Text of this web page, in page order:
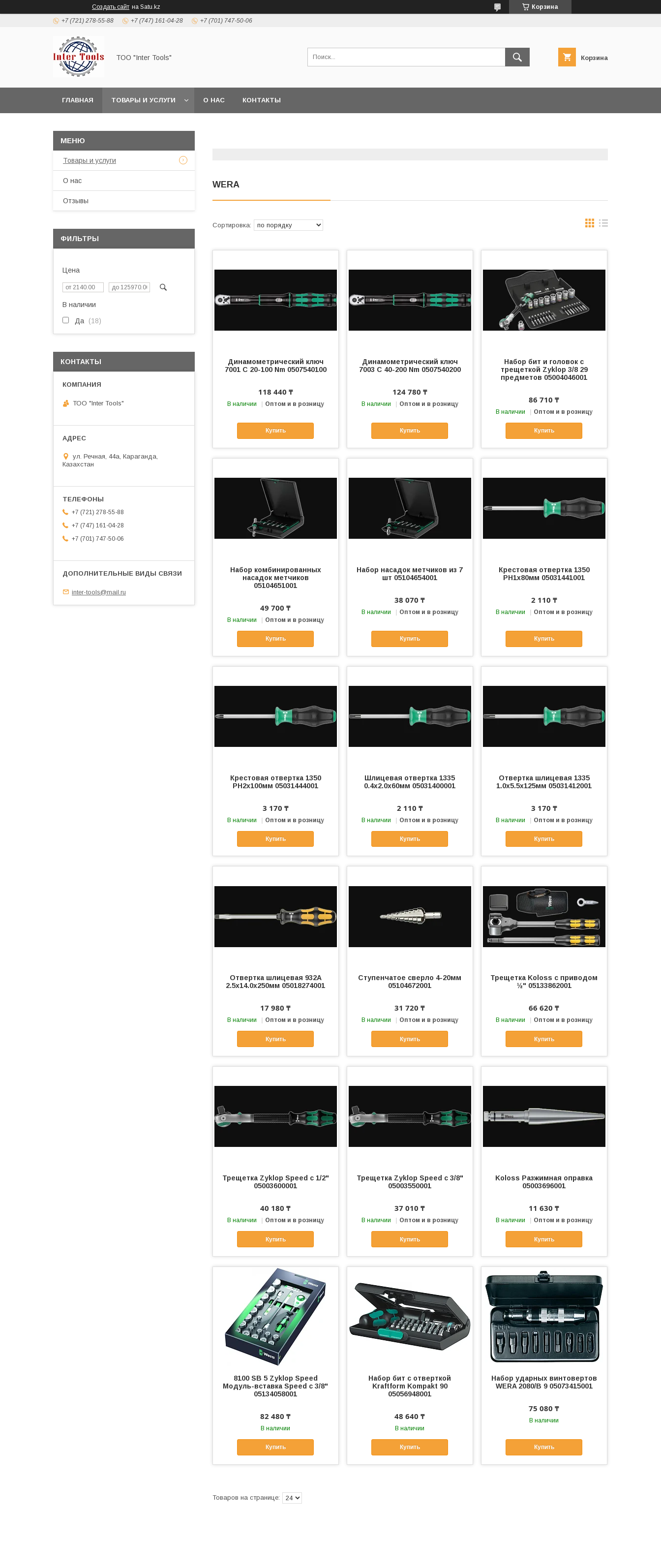
Создать сайт на Satu.kz Корзина
+7 (721) 278-55-88 +7 (747) 161-04-28 +7 (701) 747-50-06
ТОО "Inter Tools" Корзина
ГЛАВНАЯ ТОВАРЫ И УСЛУГИ О НАС КОНТАКТЫ
WERA
Динамометрический ключ
7001 С 20-100 Nm 0507540100
118 440 ₸
В наличии Оптом и в розницу
Купить
Динамометрический ключ
7003 С 40-200 Nm 0507540200
124 780 ₸
В наличии Оптом и в розницу
Купить
Набор бит и головок с
трещеткой Zyklop 3/8 29
предметов 05004046001
86 710 ₸
В наличии Оптом и в розницу
Купить
Набор комбинированных
насадок метчиков
05104651001
49 700 ₸
В наличии Оптом и в розницу
Купить
Набор насадок метчиков из 7
шт 05104654001
38 070 ₸
В наличии Оптом и в розницу
Купить
Крестовая отвертка 1350
PH1х80мм 05031441001
2 110 ₸
В наличии Оптом и в розницу
Купить
Крестовая отвертка 1350
PH2х100мм 05031444001
3 170 ₸
В наличии Оптом и в розницу
Купить
Шлицевая отвертка 1335
0.4х2.0х60мм 05031400001
2 110 ₸
В наличии Оптом и в розницу
Купить
Отвертка шлицевая 1335
1.0х5.5х125мм 05031412001
3 170 ₸
В наличии Оптом и в розницу
Купить
Отвертка шлицевая 932А
2.5х14.0х250мм 05018274001
17 980 ₸
В наличии Оптом и в розницу
Купить
Ступенчатое сверло 4-20мм
05104672001
31 720 ₸
В наличии Оптом и в розницу
Купить
Трещетка Koloss с приводом
½" 05133862001
66 620 ₸
В наличии Оптом и в розницу
Купить
Трещетка Zyklop Speed с 1/2"
05003600001
40 180 ₸
В наличии Оптом и в розницу
Купить
Трещетка Zyklop Speed с 3/8"
05003550001
37 010 ₸
В наличии Оптом и в розницу
Купить
Koloss Разжимная оправка
05003696001
11 630 ₸
В наличии Оптом и в розницу
Купить
8100 SB 5 Zyklop Speed
Модуль-вставка Speed с 3/8"
05134058001
82 480 ₸
В наличии
Купить
Набор бит с отверткой
Kraftform Kompakt 90
05056948001
48 640 ₸
В наличии
Купить
Набор ударных винтовертов
WERA 2080/B 9 05073415001
75 080 ₸
В наличии
Купить
Товары и услуги
О нас
Отзывы
ФИЛЬТРЫ
Цена
В наличии
Да 18
КОНТАКТЫ
ТОО "Inter Tools"
ул. Речная, 44а, Караганда,
Казахстан
+7 (721) 278-55-88
+7 (747) 161-04-28
+7 (701) 747-50-06
inter-tools@mail.ru